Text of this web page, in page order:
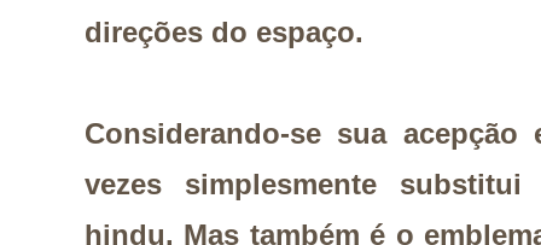
direções do espaço.
Considerando-se sua
vezes simplesmente
hindu. Mas também é o